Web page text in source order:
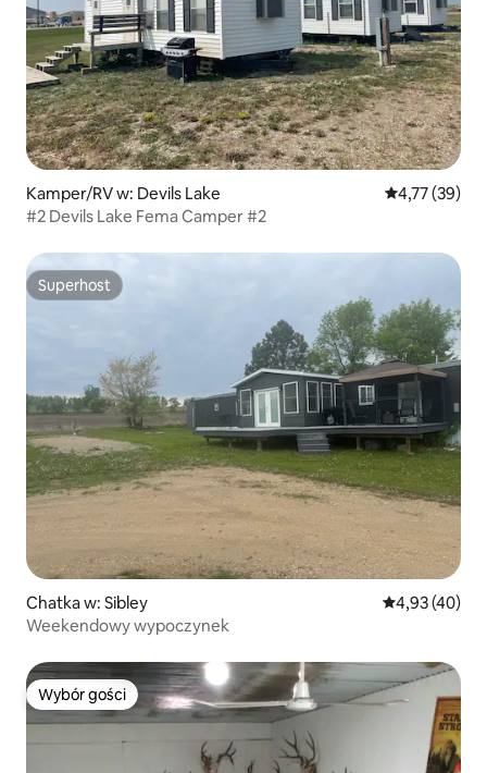
Kamper/RV w: Devils Lake Średnia
4,77 (39)
#2 Devils Lake Fema Camper #2
Superhost
Superhost
Chatka w: Sibley Średnia
4,93 (40)
Weekendowy wypoczynek
Wybór gości
Wybór gości